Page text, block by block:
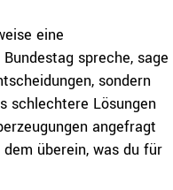
eine
spreche, sage
sondern
schlechtere Lösungen
angefragt
überein, was du für